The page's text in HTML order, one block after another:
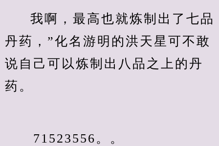
我啊，最高也就炼制出了七品
丹药，”化名游明的洪天星可不敢
说自己可以炼制出八品之上的丹
药。
71523556。。